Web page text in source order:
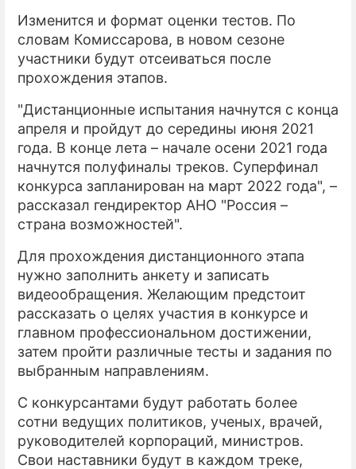
Изменится и формат оценки тестов. По
словам Комиссарова, в новом сезоне
участники будут отсеиваться после
прохождения этапов.
"Дистанционные испытания начнутся с конца
апреля и пройдут до середины июня 2021
года. В конце лета – начале осени 2021 года
начнутся полуфиналы треков. Суперфинал
конкурса запланирован на март 2022 года", –
рассказал гендиректор АНО "Россия –
страна возможностей".
Для прохождения дистанционного этапа
нужно заполнить анкету и записать
видеообращения. Желающим предстоит
рассказать о целях участия в конкурсе и
главном профессиональном достижении,
затем пройти различные тесты и задания по
выбранным направлениям.
С конкурсантами будут работать более
сотни ведущих политиков, ученых, врачей,
руководителей корпораций, министров.
Свои наставники будут в каждом треке,